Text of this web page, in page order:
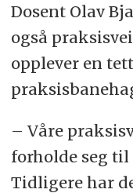
Dosent Olav
også
opplever en
– Våre
forholde seg til
Tidligere har